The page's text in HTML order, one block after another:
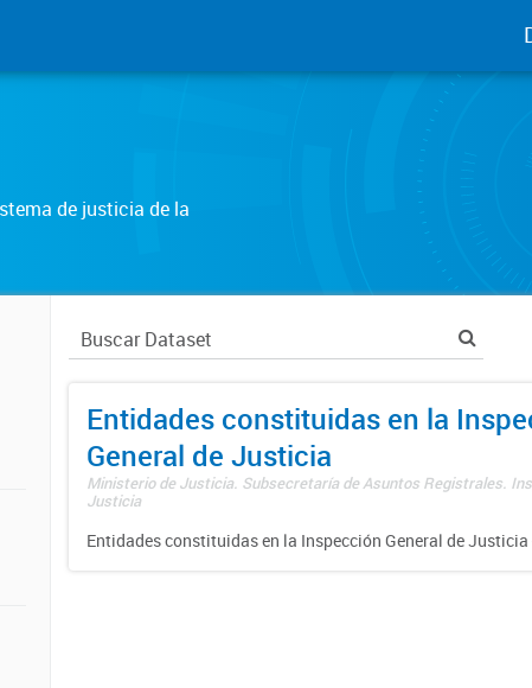
de justicia de la
Entidades constituidas en la
General de Justicia
Ministerio de Justicia. Subsecretaría de Asuntos Registrales.
Justicia
Entidades constituidas en la Inspección General de Justicia